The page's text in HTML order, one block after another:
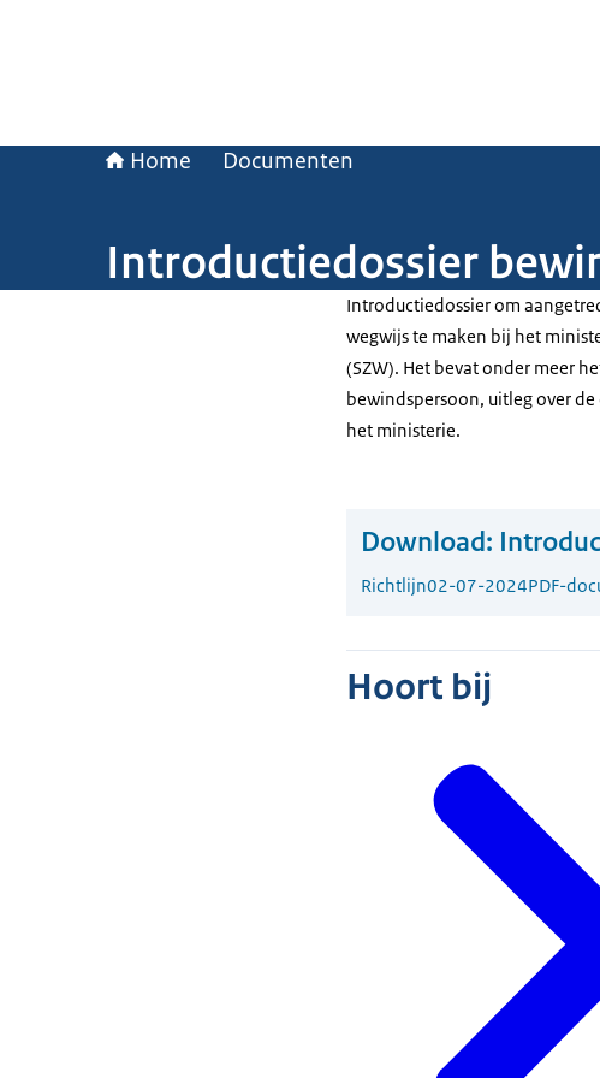
Home Documenten
Introductiedossier
Introductiedossier om
wegwijs te maken bij het
(SZW). Het bevat onder meer
bewindspersoon, uitleg over
het ministerie.
Download:
Richtlijn02-07-2024PDF-
Hoort bij